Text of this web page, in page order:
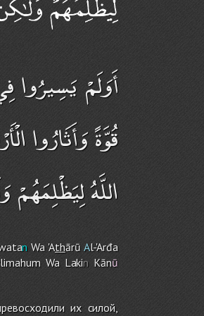
أَوَلَمْ يَسِيرُوا
قُوَّةً وَأَثَارُوا
اللَّهُ
n Wa 'AthārūAl-'Arđa
mWa Lakin Kānū
их силой,